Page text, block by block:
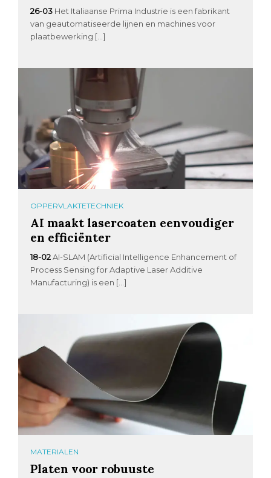
26-03 Het Italiaanse Prima Industrie is een fabrikant
van geautomatiseerde lijnen en machines voor
plaatbewerking […]
OPPERVLAKTETECHNIEK
AI maakt lasercoaten eenvoudiger
en efficiënter
18-02 AI-SLAM (Artificial Intelligence Enhancement of
Process Sensing for Adaptive Laser Additive
Manufacturing) is een […]
MATERIALEN
Platen voor robuuste